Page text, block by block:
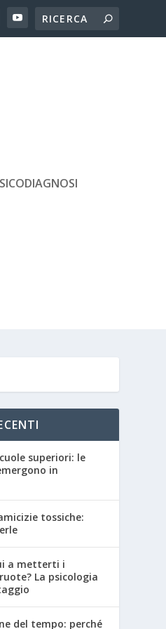
superiori: le
in
tossiche:
a metterti i
La psicologia
del tempo: perché